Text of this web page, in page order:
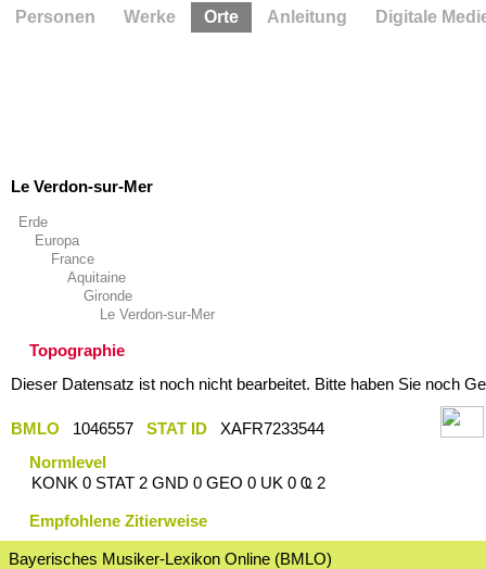
Le Verdon-sur-Mer
Erde
Europa
France
Aquitaine
Gironde
Le Verdon-sur-Mer
Topographie
Dieser Datensatz ist noch nicht bearbeitet. Bitte haben Sie noch
BMLO 1046557 STAT ID
XAFR7233544
Normlevel
KONK 0 STAT 2 GND 0 GEO 0 UK 0 Ҩ 2
Empfohlene Zitierweise
Bayerisches Musiker-Lexikon Online (BMLO)
Personen Werke Orte Anleitung Digitale